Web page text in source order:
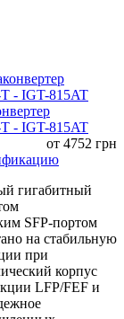
- IGT-815AT
от 4752 грн
гигабитный
SFP-портом
на стабильную
при
корпус
LFP/FEF и